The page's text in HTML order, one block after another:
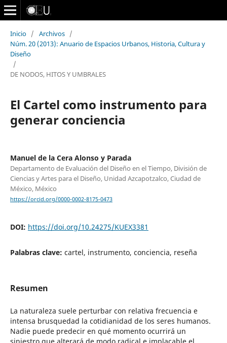
Inicio / Archivos /
Núm. 20 (2013): Anuario de Espacios Urbanos, Historia, Cultura y
Diseño
/
DE NODOS, HITOS Y UMBRALES
El Cartel como instrumento para
generar conciencia
Manuel de la Cera Alonso y Parada
Departamento de Evaluación del Diseño en el Tiempo, División de
Ciencias y Artes para el Diseño, Unidad Azcapotzalco, Ciudad de
México, México
https://orcid.org/0000-0002-8175-0473
DOI: https://doi.org/10.24275/KUEX3381
Palabras clave: cartel, instrumento, conciencia, reseña
Resumen
La naturaleza suele perturbar con relativa frecuencia e
intensa brusquedad la cotidianidad de los seres humanos.
Nadie puede predecir en qué momento ocurrirá un